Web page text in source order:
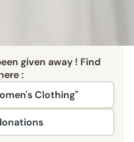
given away ! Find
:
Clothing"